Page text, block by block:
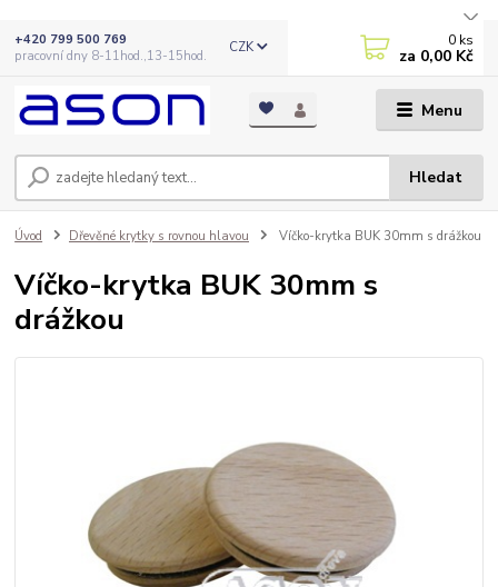
Menu
CZK
Hledat
+420 799 500 769
pracovní dny 8-11hod.,13-15hod.
0 ks
za 0,00 Kč
Úvod Dřevěné krytky s rovnou hlavou Víčko-krytka BUK 30mm s drážkou
Víčko-krytka BUK 30mm s
drážkou